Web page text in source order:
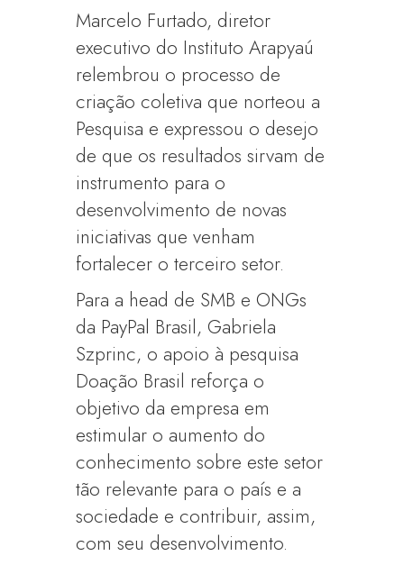
Marcelo Furtado, diretor
executivo do Instituto Arapyaú
relembrou o processo de
criação coletiva que norteou a
Pesquisa e expressou o desejo
de que os resultados sirvam de
instrumento para o
desenvolvimento de novas
iniciativas que venham
fortalecer o terceiro setor.
Para a head de SMB e ONGs
da PayPal Brasil, Gabriela
Szprinc, o apoio à pesquisa
Doação Brasil reforça o
objetivo da empresa em
estimular o aumento do
conhecimento sobre este setor
tão relevante para o país e a
sociedade e contribuir, assim,
com seu desenvolvimento.